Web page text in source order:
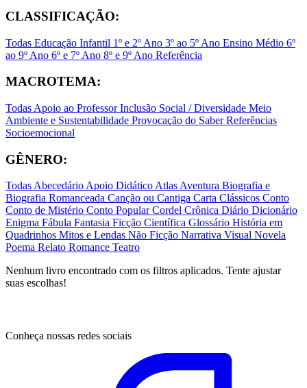
CLASSIFICAÇÃO:
Todas Educação Infantil 1º e 2º Ano 3º ao 5º Ano Ensino Médio 6º
ao 9º Ano 6º e 7º Ano 8º e 9º Ano Referência
MACROTEMA:
Todas Apoio ao ProfessorInclusão Social / Diversidade Meio
Ambiente e Sustentabilidade Provocação do SaberReferências
Socioemocional
GÊNERO:
TodasAbecedárioApoio DidáticoAtlasAventura Biografia e
Biografia Romanceada Canção ou Cantiga Carta Clássicos Conto
Conto de Mistério Conto PopularCordel Crônica Diário Dicionário
Enigma Fábula Fantasia Ficção Científica Glossário História em
Quadrinhos Mitos e Lendas Não Ficção Narrativa Visual Novela
Poema Relato Romance Teatro
Nenhum livro encontrado com os filtros aplicados. Tente ajustar
suas escolhas!
Conheça nossas redes sociais